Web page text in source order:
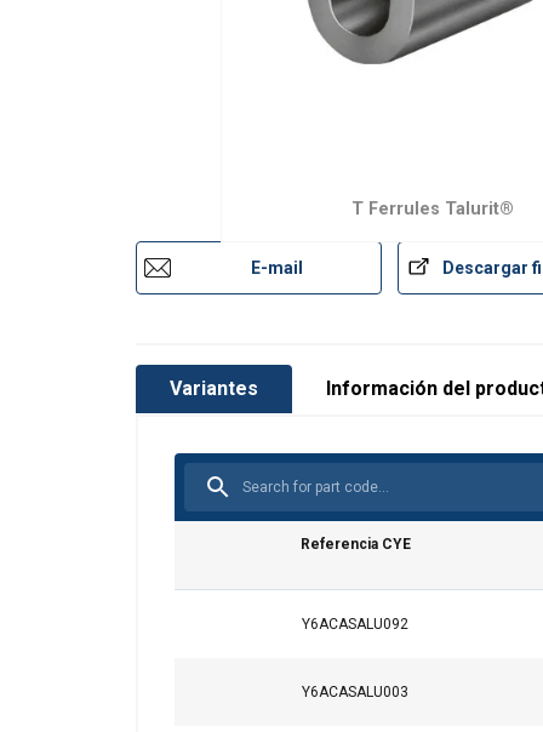
T Ferrules Talurit®
E-mail Descargar
Variantes Información del
Referencia CYE
Y6ACASALU092
Y6ACASALU003